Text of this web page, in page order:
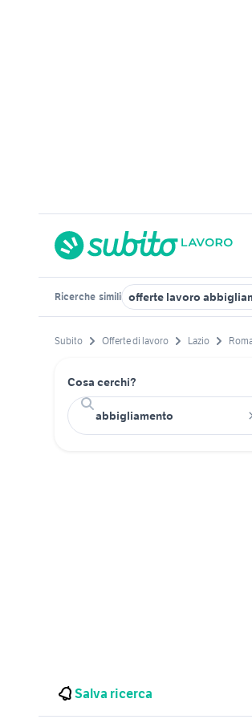
Ricerche simili offerte lavoro
Subito Offerte di lavoro Lazio
Cosa cerchi?
Salva ricerca